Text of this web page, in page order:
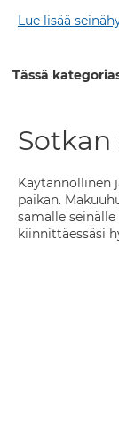
Lue lisää
Tässä
Käytännöllinen
paikan.
samalle
kiinnittäessäsi